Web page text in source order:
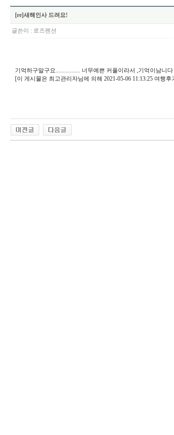
[re]새해인사 드려요!
글쓴이 : 로즈펜션
기억하구말구요................. 너무예쁜 커풀이라서 ,기억이남니
[이 게시물은 최고관리자님에 의해 2021-05-06 11:13:25 여행